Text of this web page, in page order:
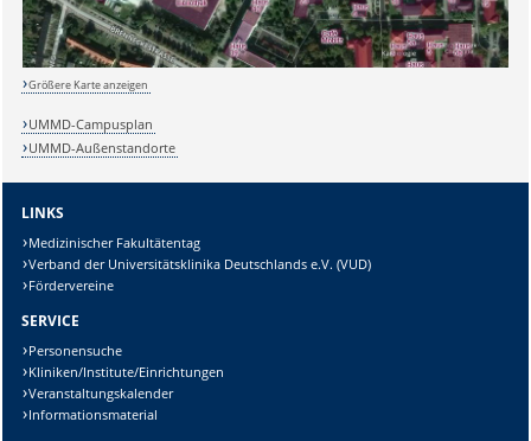
Sicherheitsabfrage:
Lösung:
Größere Karte anzeigen
UMMD-Campusplan
UMMD-Außenstandorte
LINKS
Medizinischer Fakultätentag
Verband der Universitätsklinika Deutschlands e.V. (VUD)
Fördervereine
SERVICE
Personensuche
Kliniken/Institute/Einrichtungen
Veranstaltungskalender
Informationsmaterial